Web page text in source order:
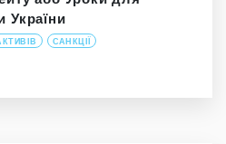
України
САНКЦІЇ